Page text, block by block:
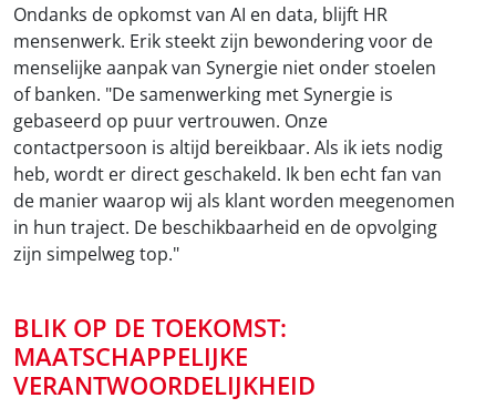
Ondanks de opkomst van AI en data, blijft HR
mensenwerk. Erik steekt zijn bewondering voor de
menselijke aanpak van Synergie niet onder stoelen
of banken. "De samenwerking met Synergie is
gebaseerd op puur vertrouwen. Onze
contactpersoon is altijd bereikbaar. Als ik iets nodig
heb, wordt er direct geschakeld. Ik ben echt fan van
de manier waarop wij als klant worden meegenomen
in hun traject. De beschikbaarheid en de opvolging
zijn simpelweg top."
BLIK OP DE TOEKOMST:
MAATSCHAPPELIJKE
VERANTWOORDELIJKHEID